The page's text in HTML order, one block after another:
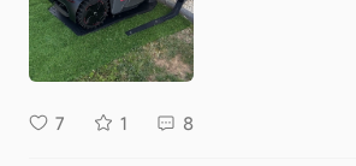
7 1 8